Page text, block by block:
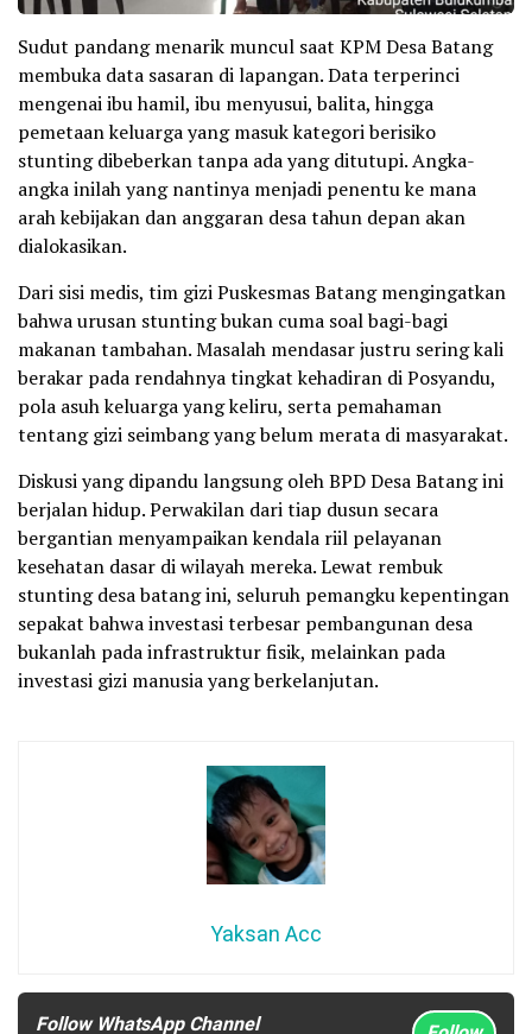
Sudut pandang menarik muncul saat KPM Desa Batang
membuka data sasaran di lapangan. Data terperinci
mengenai ibu hamil, ibu menyusui, balita, hingga
pemetaan keluarga yang masuk kategori berisiko
stunting dibeberkan tanpa ada yang ditutupi. Angka-
angka inilah yang nantinya menjadi penentu ke mana
arah kebijakan dan anggaran desa tahun depan akan
dialokasikan.
Dari sisi medis, tim gizi Puskesmas Batang mengingatkan
bahwa urusan stunting bukan cuma soal bagi-bagi
makanan tambahan. Masalah mendasar justru sering kali
berakar pada rendahnya tingkat kehadiran di Posyandu,
pola asuh keluarga yang keliru, serta pemahaman
tentang gizi seimbang yang belum merata di masyarakat.
Diskusi yang dipandu langsung oleh BPD Desa Batang ini
berjalan hidup. Perwakilan dari tiap dusun secara
bergantian menyampaikan kendala riil pelayanan
kesehatan dasar di wilayah mereka. Lewat rembuk
stunting desa batang ini, seluruh pemangku kepentingan
sepakat bahwa investasi terbesar pembangunan desa
bukanlah pada infrastruktur fisik, melainkan pada
investasi gizi manusia yang berkelanjutan.
Yaksan Acc
Follow WhatsApp Channel